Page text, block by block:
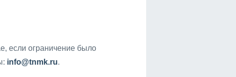
если ограничение было
info@tnmk.ru.